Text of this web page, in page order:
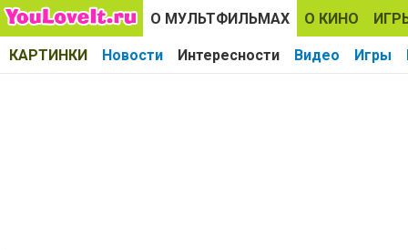
О МУЛЬТФИЛЬМАХ О КИНО
КАРТИНКИ Новости Интересности Видео Игры